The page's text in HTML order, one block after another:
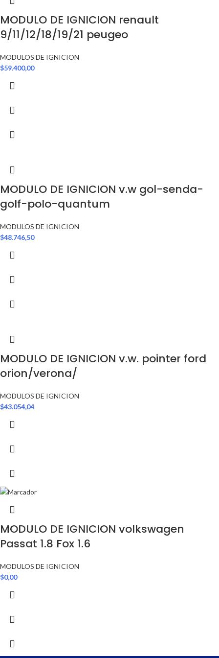
MODULO DE IGNICION renault
9/11/12/18/19/21 peugeo
MODULOS DE IGNICION
$59.400,00
MODULO DE IGNICION v.w gol-senda-
golf-polo-quantum
MODULOS DE IGNICION
$48.746,50
MODULO DE IGNICION v.w. pointer ford
orion/verona/
MODULOS DE IGNICION
$43.054,04
MODULO DE IGNICION volkswagen
Passat 1.8 Fox 1.6
MODULOS DE IGNICION
$0,00